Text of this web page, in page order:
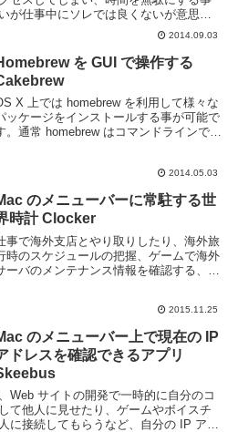
が仕事中にソレでは良くないが意思が
2014.09.03
を GUI で操作する
X 上では homebrew を利用して様々な
ッケージをインストールする事が可能で
。通常 homebrew はコマンドラインで操
2014.05.03
のメニューバーに常駐する世
時計 Clocker
事で海外支店とやり取りしたり、海外旅
時のスケジュールの把握、ゲームで海外
ーバのメンテナンス情報を確認する、な
量にあり覚えるのが大変だし、時差を把握
ていても瞬...
2015.11.25
のメニューバー上で現在の IP
ドレスを確認できるアプリ
Web サイトの開発で一時的に自分のコ
て他人に見せたり、ゲームやボイスチ
に接続してもらうなど、自分の IP アド